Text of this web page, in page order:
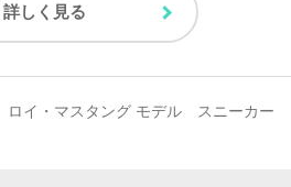
詳しく見る
ロイ・マスタング モデル スニーカー